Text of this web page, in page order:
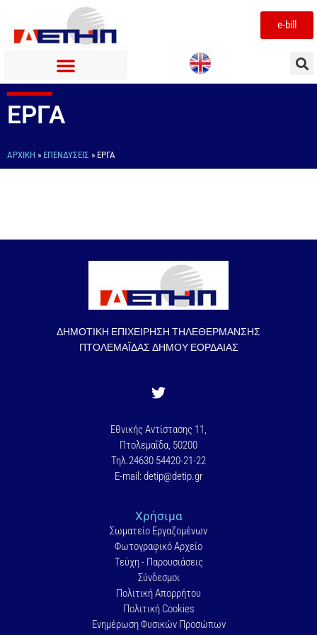
e-bill
ΕΡΓΑ
ΑΡΧΙΚΉ » ΕΠΕΝΔΥΣΕΙΣ » ΕΡΓΑ
ΔΗΜΟΤΙΚΗ ΕΠΙΧΕΙΡΗΣΗ ΤΗΛΕΘΕΡΜΑΝΣΗΣ
ΠΤΟΛΕΜΑΪΔΑΣ ΔΗΜΟΥ ΕΟΡΔΑΙΑΣ
Εθνικής Αντίστασης 11,
Πτολεμαΐδα, 50200
Τηλ.24630 54420-21-22
E-mail: detip@detip.gr
Χρήσιμα
Σωματείο Εργαζομένων
Φωτογραφικό Αρχείο
Τεύχη - Παρουσιάσεις
Σύνδεσμοι
Πολιτική Απορρήτου
Πολιτική Cookies
Ενημέρωση Φυσικών Προσώπων